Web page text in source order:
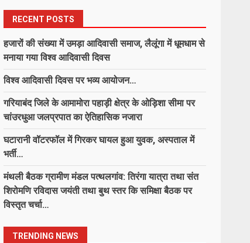
RECENT POSTS
हजारों की संख्या में उमड़ा आदिवासी समाज, लैलूंगा में धूमधाम से
मनाया गया विश्व आदिवासी दिवस
विश्व आदिवासी दिवस पर भव्य आयोजन…
गरियाबंद जिले के आमामोरा पहाड़ी क्षेत्र के ओड़िशा सीमा पर
चांउरधुआ जलप्रपात का ऐतिहासिक नजारा
घटारानी वॉटरफॉल में गिरकर घायल हुआ युवक, अस्पताल में
भर्ती…
मंथली बैठक ग्रामीण मंडल पत्थलगांव: तिरंगा यात्रा तथा संत
शिरोमणि रविदास जयंती तथा बुथ स्तर कि समिक्षा बैठक पर
विस्तृत चर्चा…
TRENDING NEWS
6 August 9, 2026
7
“जल-जंगल-जमीन पर अब आर-पार की
August 9, 2026
1
हजारों की संख्या में उमड़ा आदिवासी
समाज, लैलूंगा में धूमधाम से मनाया गया
विश्व आदिवासी दिवस
2
विश्व आदिवासी दिवस पर भव्य
August 10, 2026